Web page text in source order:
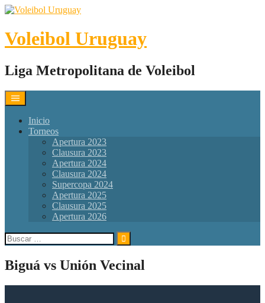
Skip
content
Voleibol Uruguay
Liga Metropolitana de Voleibol
Inicio
Torneos
Apertura 2023
Clausura 2023
Apertura 2024
Clausura 2024
Supercopa 2024
Apertura 2025
Clausura 2025
Apertura 2026
Buscar:
Biguá vs Unión Vecinal